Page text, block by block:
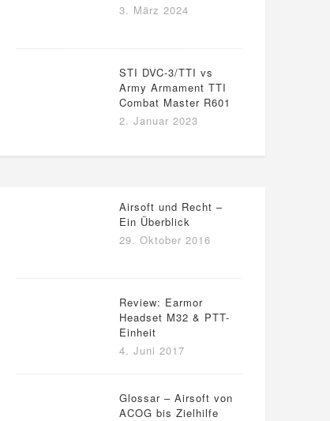
3. März 2024
STI DVC-3/TTI vs
Army Armament TTI
Combat Master R601
2. Januar 2023
Airsoft und Recht –
Ein Überblick
29. Oktober 2016
Review: Earmor
Headset M32 & PTT-
Einheit
4. Juni 2017
Glossar – Airsoft von
ACOG bis Zielhilfe